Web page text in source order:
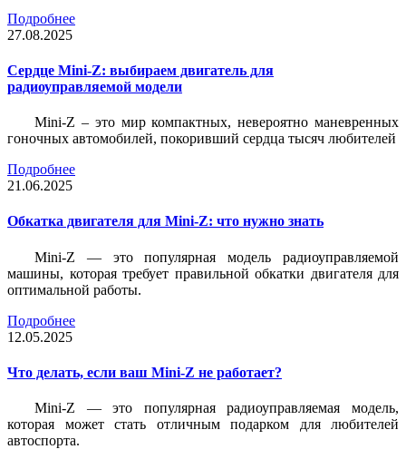
Подробнее
27.08.2025
Сердце Mini-Z: выбираем двигатель для
радиоуправляемой модели
Mini-Z – это мир компактных, невероятно маневренных
гоночных автомобилей, покоривший сердца тысяч любителей
Подробнее
21.06.2025
Обкатка двигателя для Mini-Z: что нужно знать
Mini-Z — это популярная модель радиоуправляемой
машины, которая требует правильной обкатки двигателя для
оптимальной работы.
Подробнее
12.05.2025
Что делать, если ваш Mini-Z не работает?
Mini-Z — это популярная радиоуправляемая модель,
которая может стать отличным подарком для любителей
автоспорта.